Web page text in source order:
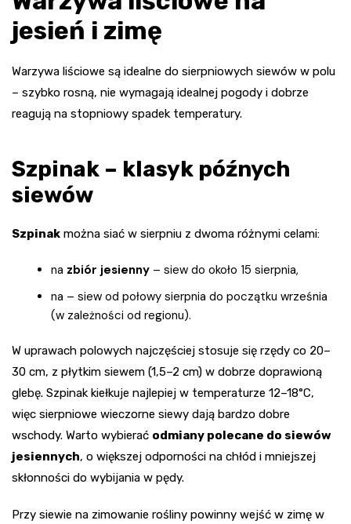
jesień i zimę
Warzywa liściowe są idealne do sierpniowych siewów w polu
– szybko rosną, nie wymagają idealnej pogody i dobrze
reagują na stopniowy spadek temperatury.
Szpinak – klasyk późnych
siewów
Szpinak można siać w sierpniu z dwoma różnymi celami:
na zbiór jesienny – siew do około 15 sierpnia,
na – siew od połowy sierpnia do początku września
(w zależności od regionu).
W uprawach polowych najczęściej stosuje się rzędy co 20–
30 cm, z płytkim siewem (1,5–2 cm) w dobrze doprawioną
glebę. Szpinak kiełkuje najlepiej w temperaturze 12–18°C,
więc sierpniowe wieczorne siewy dają bardzo dobre
wschody. Warto wybierać odmiany polecane do siewów
jesiennych, o większej odporności na chłód i mniejszej
skłonności do wybijania w pędy.
Przy siewie na zimowanie rośliny powinny wejść w zimę w